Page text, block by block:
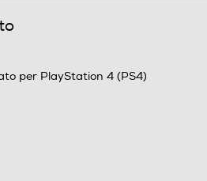
per PlayStation 4 (PS4)